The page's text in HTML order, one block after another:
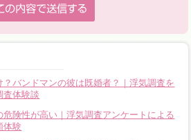
バンドマンの彼は既婚者？｜浮気調査を
査体験談
険性が高い｜浮気調査アンケートによる
体験